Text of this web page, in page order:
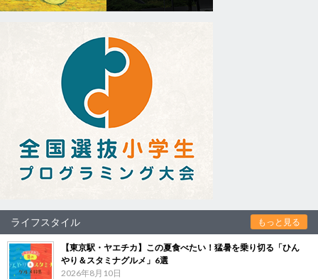
ライフスタイル もっと見る
【東京駅・ヤエチカ】この夏食べたい！猛暑を乗り切る「ひん
やり＆スタミナグルメ」6選
2026年8月10日